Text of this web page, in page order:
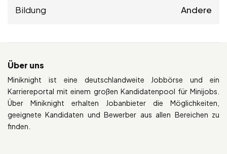
Bildung Andere
Über uns
Miniknight ist eine deutschlandweite Jobbörse und ein
Karriereportal mit einem großen Kandidatenpool für Minijobs.
Über Miniknight erhalten Jobanbieter die Möglichkeiten,
geeignete Kandidaten und Bewerber aus allen Bereichen zu
finden.